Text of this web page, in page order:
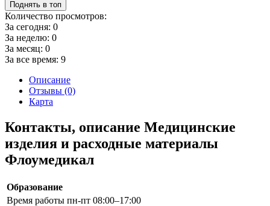
Поднять в топ
Количество просмотров:
За сегодня: 0
За неделю: 0
За месяц: 0
За все время: 9
Описание
Отзывы (0)
Карта
Контакты, описание Медицинские
изделия и расходные материалы
Флоумедикал
Образование
Время работы пн-пт 08:00–17:00